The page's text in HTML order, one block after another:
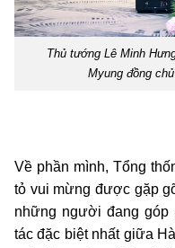
Thủ tướng Lê Minh
Myung đồng
Về phần mình, Tổng
tỏ vui mừng được gặp
những người đang góp
tác đặc biệt nhất giữa